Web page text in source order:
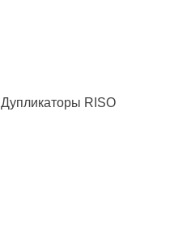
Дупликаторы RISO